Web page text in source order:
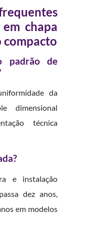
chapa
padrão de
da
dimensional
técnica
e instalação
dez anos,
em modelos